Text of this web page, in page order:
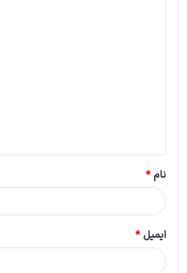
*
نام*
ایمیل*